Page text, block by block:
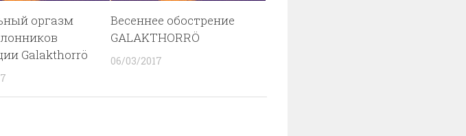
оргазм
Galakthorrö
Весеннее обострение
GALAKTHORRÖ
06/03/2017